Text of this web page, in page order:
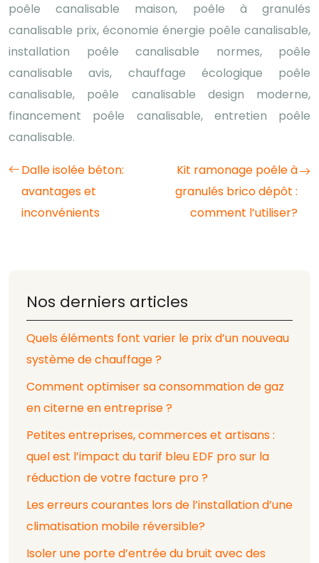
poêle canalisable maison, poêle à granulés
canalisable prix, économie énergie poêle canalisable,
installation poêle canalisable normes, poêle
canalisable avis, chauffage écologique poêle
canalisable, poêle canalisable design moderne,
financement poêle canalisable, entretien poêle
canalisable.
Dalle isolée béton:
avantages et
inconvénients
Kit ramonage poêle à
granulés brico dépôt :
comment l’utiliser?
Nos derniers articles
Quels éléments font varier le prix d’un nouveau
système de chauffage ?
Comment optimiser sa consommation de gaz
en citerne en entreprise ?
Petites entreprises, commerces et artisans :
quel est l’impact du tarif bleu EDF pro sur la
réduction de votre facture pro ?
Les erreurs courantes lors de l’installation d’une
climatisation mobile réversible?
Isoler une porte d’entrée du bruit avec des